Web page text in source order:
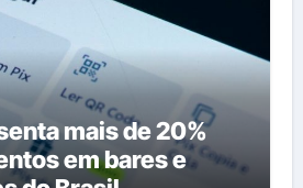
mais de 20%
em bares e